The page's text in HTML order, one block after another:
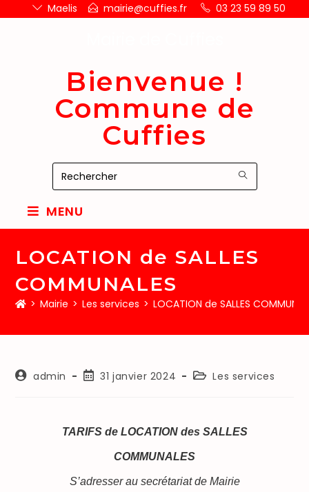
Maelis mairie@cuffies.fr 03 23 59 89 50
Bienvenue !
Commune de
Cuffies
MENU
LOCATION de SALLES
COMMUNALES
> Mairie > Les services > LOCATION de SALLES
admin 31 janvier 2024 Les services
TARIFS de LOCATION des SALLES
COMMUNALES
S’adresser au secrétariat de Mairie